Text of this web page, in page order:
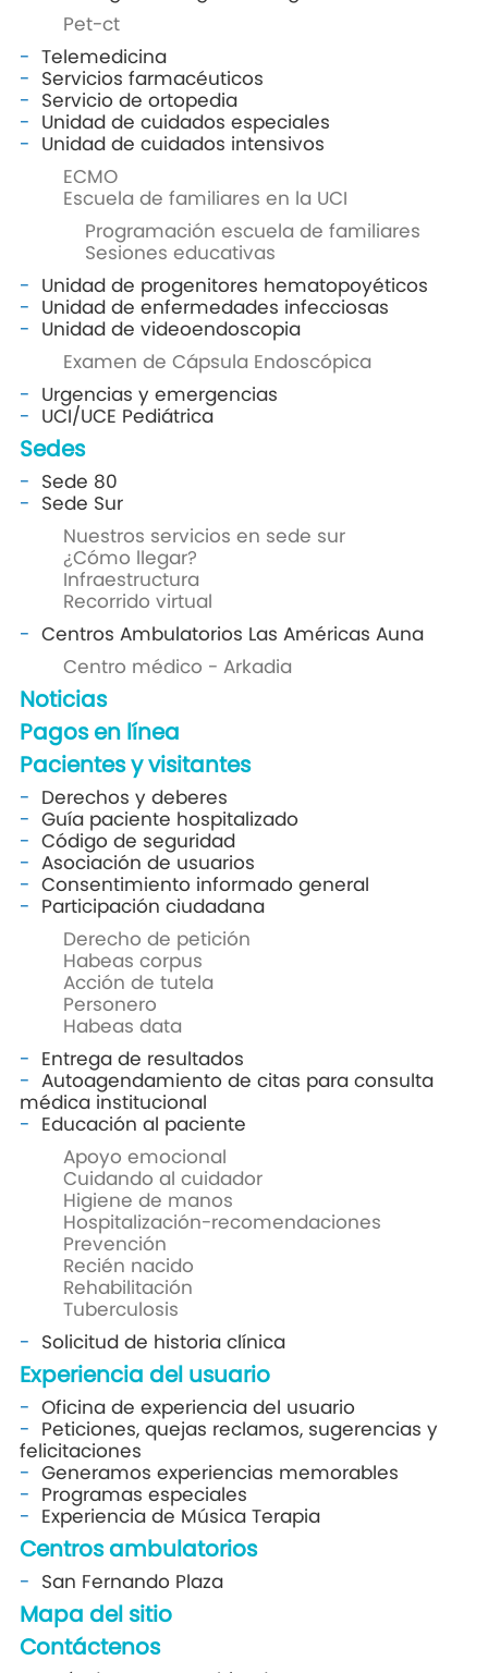
Pet-ct
Telemedicina
Servicios farmacéuticos
Servicio de ortopedia
Unidad de cuidados especiales
Unidad de cuidados intensivos
ECMO
Escuela de familiares en la UCI
Programación escuela de familiares
Sesiones educativas
Unidad de progenitores hematopoyéticos
Unidad de enfermedades infecciosas
Unidad de videoendoscopia
Examen de Cápsula Endoscópica
Urgencias y emergencias
UCI/UCE Pediátrica
Sedes
Sede 80
Sede Sur
Nuestros servicios en sede sur
¿Cómo llegar?
Infraestructura
Recorrido virtual
Centros Ambulatorios Las Américas Auna
Centro médico - Arkadia
Noticias
Pagos en línea
Pacientes y visitantes
Derechos y deberes
Guía paciente hospitalizado
Código de seguridad
Asociación de usuarios
Consentimiento informado general
Participación ciudadana
Derecho de petición
Habeas corpus
Acción de tutela
Personero
Habeas data
Entrega de resultados
Autoagendamiento de citas para consulta
médica institucional
Educación al paciente
Apoyo emocional
Cuidando al cuidador
Higiene de manos
Hospitalización-recomendaciones
Prevención
Recién nacido
Rehabilitación
Tuberculosis
Solicitud de historia clínica
Experiencia del usuario
Oficina de experiencia del usuario
Peticiones, quejas reclamos, sugerencias y
felicitaciones
Generamos experiencias memorables
Programas especiales
Experiencia de Música Terapia
Centros ambulatorios
San Fernando Plaza
Mapa del sitio
Contáctenos